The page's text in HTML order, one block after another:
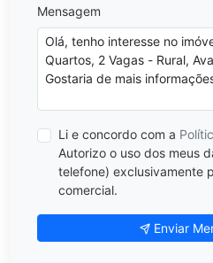
Mensagem
Li e concordo com a
Autorizo o uso dos meus
telefone) exclusivamente
comercial.
Enviar